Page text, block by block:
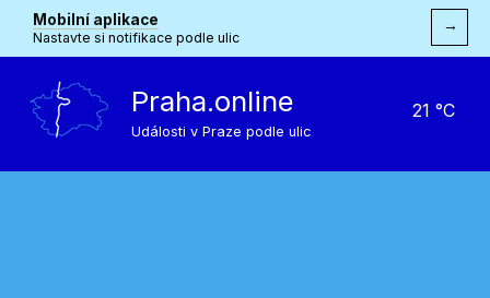
Mobilní aplikace
Nastavte si notifikace podle ulic
→
Praha.online
Události v Praze podle ulic
21 °C